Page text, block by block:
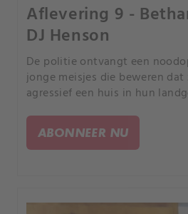
Aflevering 9 -
DJ Henson
De politie ontvangt een
jonge meisjes die beweren dat
agressief een huis in hun
de betrokken man was
ABONNEER NU